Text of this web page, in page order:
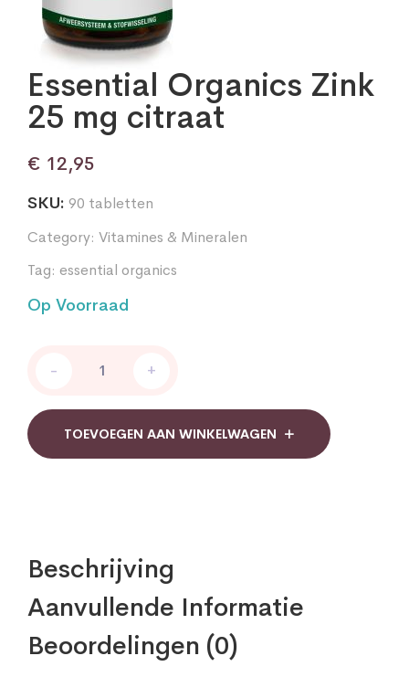
Essential Organics Zink
25 mg citraat
€ 12,95
SKU: 90 tabletten
Category: Vitamines & Mineralen
Tag: essential organics
Op Voorraad
Organics
25
mg
citraat
- +
TOEVOEGEN AAN WINKELWAGEN
Beschrijving
Aanvullende Informatie
Beoordelingen (0)